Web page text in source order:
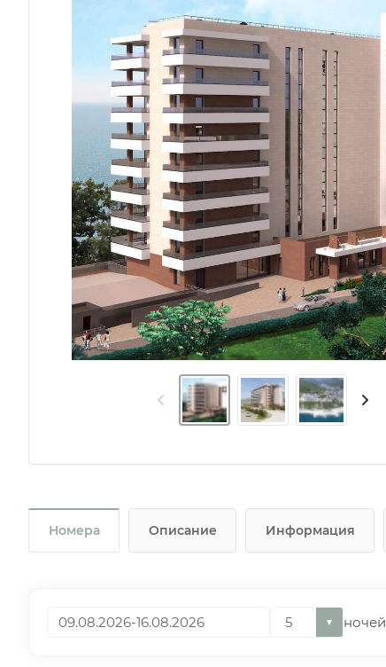
Номера Описание Информация
▼ ночей